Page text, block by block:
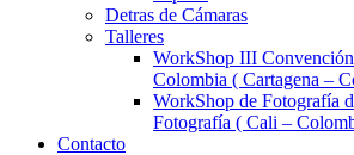
Detras de Cámaras
Talleres
WorkShop III
Colombia ( Cartagena –
WorkShop de Fotografía
Fotografía ( Cali –
Contacto